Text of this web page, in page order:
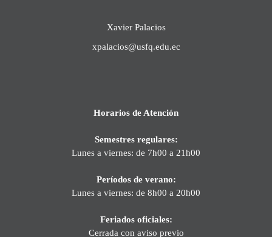
Xavier Palacios
xpalacios@usfq.edu.ec
Horarios de Atención
Semestres regulares:
Lunes a viernes: de 7h00 a 21h00
Períodos de verano:
Lunes a viernes: de 8h00 a 20h00
Feriados oficiales:
Cerrada con aviso previo